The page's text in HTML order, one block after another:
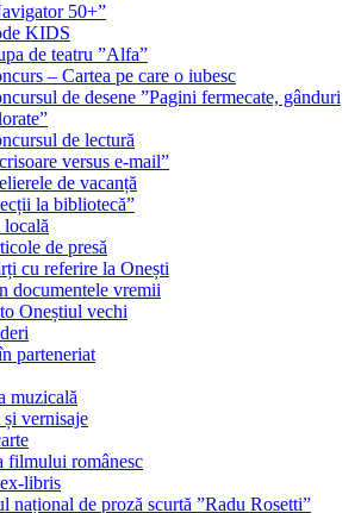
50+”
KIDS
de teatru ”Alfa”
– Cartea pe care o iubesc
de desene ”Pagini fermecate, gânduri
de lectură
versus e-mail”
de vacanță
la bibliotecă”
de presă
cu referire la Onești
documentele vremii
Oneștiul vechi
parteneriat
muzicală
vernisaje
filmului românesc
libris
național de proză scurtă ”Radu Rosetti”